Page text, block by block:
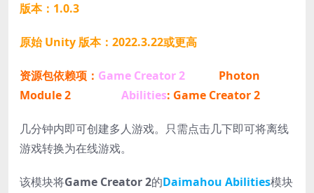
版本：1.0.3
原始 Unity 版本：2022.3.22或更高
资源包依赖项： Game Creator 2 Photon
Module 2 Abilities: Game Creator 2
几分钟内即可创建多人游戏。只需点击几下即可将离线
游戏转换为在线游戏。
该模块将Game Creator 2的Daimahou Abilities模块